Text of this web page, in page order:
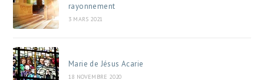
rayonnement
3 MARS 2021
Marie de Jésus Acarie
18 NOVEMBRE 2020